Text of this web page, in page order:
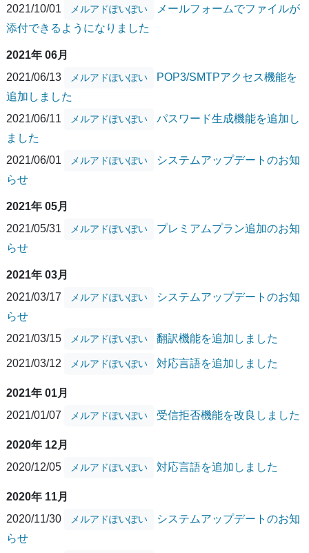
2021/10/01
メルアドぽいぽい
メールフォームでファイルが
添付できるようになりました
2021年 06月
2021/06/13
メルアドぽいぽい
POP3/SMTPアクセス機能を
追加しました
2021/06/11
メルアドぽいぽい
パスワード生成機能を追加し
ました
2021/06/01
メルアドぽいぽい
システムアップデートのお知
らせ
2021年 05月
2021/05/31
メルアドぽいぽい
プレミアムプラン追加のお知
らせ
2021年 03月
2021/03/17
メルアドぽいぽい
システムアップデートのお知
らせ
2021/03/15
メルアドぽいぽい 翻訳機能を追加しました
2021/03/12 メルアドぽいぽい 対応言語を追加しました
2021年 01月
2021/01/07
メルアドぽいぽい 受信拒否機能を改良しました
2020年 12月
2020/12/05
メルアドぽいぽい 対応言語を追加しました
2020年 11月
2020/11/30
メルアドぽいぽい
システムアップデートのお知
らせ